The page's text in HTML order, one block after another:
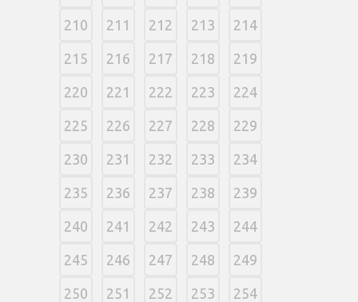
210 211 212 213 214
215 216 217 218 219
220 221 222 223 224
225 226 227 228 229
230 231 232 233 234
235 236 237 238 239
240 241 242 243 244
245 246 247 248 249
250 251 252 253 254